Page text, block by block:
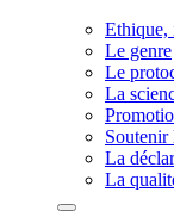
Ethique,
Le genre
Le
La
Soutenir
La
La